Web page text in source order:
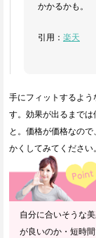
かかるかも。
引用： 楽天
手にフィットするよう
す。効果が出るまでは
と。価格が価格なの
かくしてみてください。
自分に合いそうな
が良いのか・短時